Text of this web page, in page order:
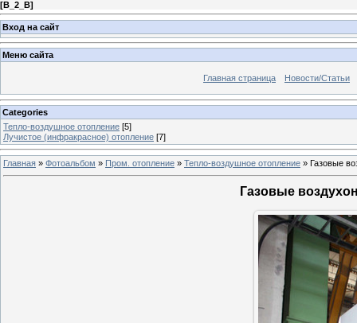
[B_2_B]
Вход на сайт
Меню сайта
Главная страница Новости/Статьи
Categories
Тепло-воздушное отопление [5]
Лучистое (инфракрасное) отопление [7]
Главная » Фотоальбом » Пром. отопление » Тепло-воздушное отопление » Газовые
Газовые